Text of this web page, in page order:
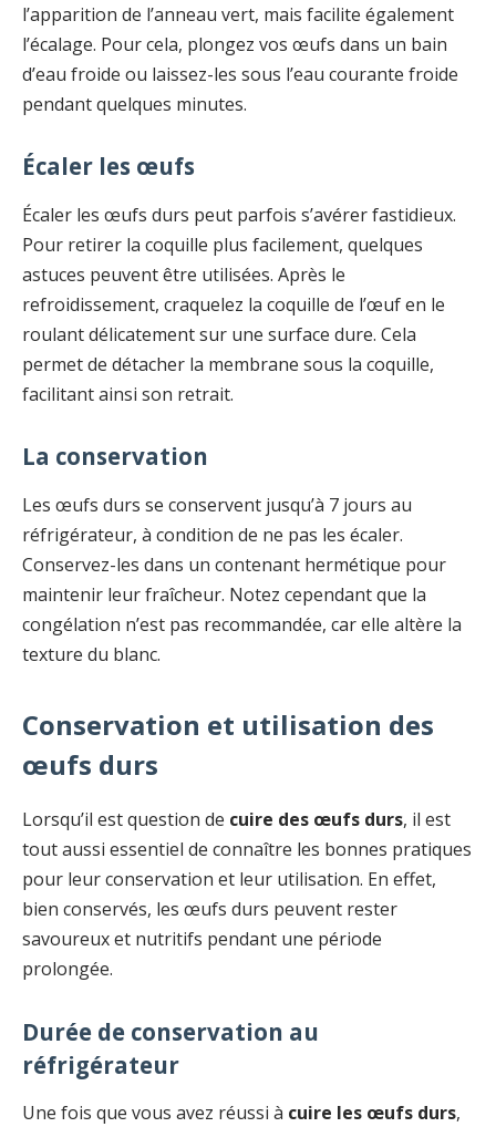
l’apparition de l’anneau vert, mais facilite également
l’écalage. Pour cela, plongez vos œufs dans un bain
d’eau froide ou laissez-les sous l’eau courante froide
pendant quelques minutes.
Écaler les œufs
Écaler les œufs durs peut parfois s’avérer fastidieux.
Pour retirer la coquille plus facilement, quelques
astuces peuvent être utilisées. Après le
refroidissement, craquelez la coquille de l’œuf en le
roulant délicatement sur une surface dure. Cela
permet de détacher la membrane sous la coquille,
facilitant ainsi son retrait.
La conservation
Les œufs durs se conservent jusqu’à 7 jours au
réfrigérateur, à condition de ne pas les écaler.
Conservez-les dans un contenant hermétique pour
maintenir leur fraîcheur. Notez cependant que la
congélation n’est pas recommandée, car elle altère la
texture du blanc.
Conservation et utilisation des
œufs durs
Lorsqu’il est question de cuire des œufs durs, il est
tout aussi essentiel de connaître les bonnes pratiques
pour leur conservation et leur utilisation. En effet,
bien conservés, les œufs durs peuvent rester
savoureux et nutritifs pendant une période
prolongée.
Durée de conservation au
réfrigérateur
Une fois que vous avez réussi à cuire les œufs durs,